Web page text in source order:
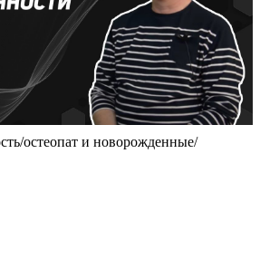
остеопат и новорожденные/